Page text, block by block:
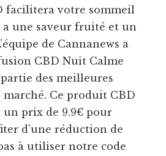
facilitera votre sommeil
une saveur fruité et un
de Cannanews a
CBD Nuit Calme
des meilleures
Ce produit CBD
un prix de 9.9€ pour
d’une réduction de
à utiliser notre code